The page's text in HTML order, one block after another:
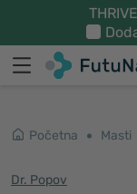
Početna Masti
Dr. Popov